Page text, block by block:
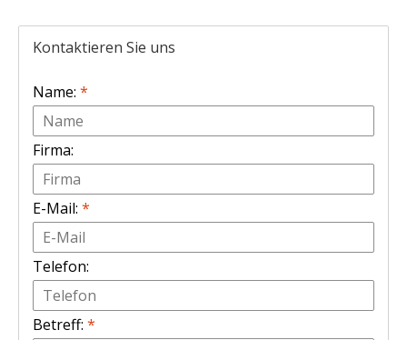
Kontaktieren Sie uns
Name: *
Firma:
E-Mail: *
Telefon:
Betreff: *